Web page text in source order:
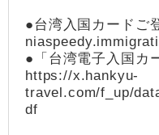
●台湾入国カードご
●「台湾電子入国カ
https://x.hankyu-
travel.com/f_up/
df